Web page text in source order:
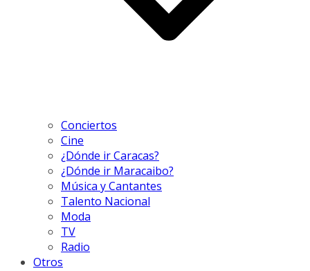
Conciertos
Cine
¿Dónde ir Caracas?
¿Dónde ir Maracaibo?
Música y Cantantes
Talento Nacional
Moda
TV
Radio
Otros